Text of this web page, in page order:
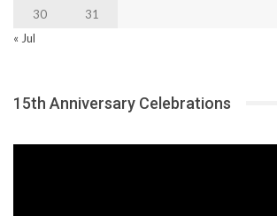
30
31
« Jul
15th Anniversary Celebrations